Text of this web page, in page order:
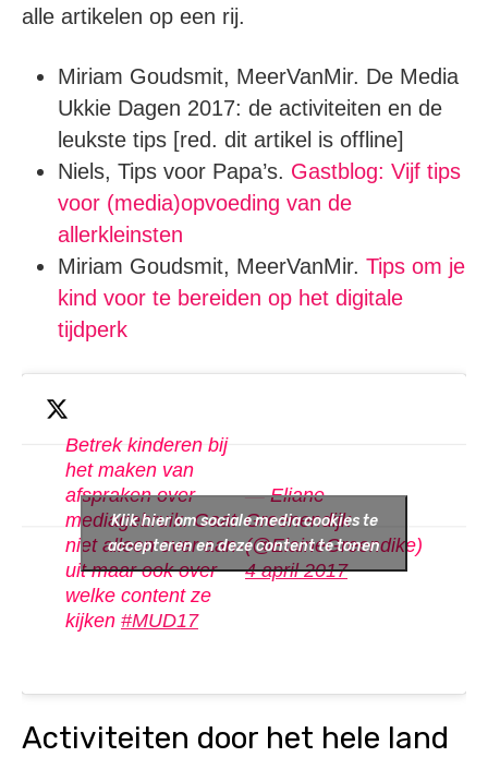
alle artikelen op een rij.
Miriam Goudsmit, MeerVanMir. De Media
Ukkie Dagen 2017: de activiteiten en de
leukste tips [red. dit artikel is offline]
Niels, Tips voor Papa’s. Gastblog: Vijf tips
voor (media)opvoeding van de
allerkleinsten
Miriam Goudsmit, MeerVanMir. Tips om je
kind voor te bereiden op het digitale
tijdperk
Betrek kinderen bij
het maken van
afspraken over
mediagebruik. Gaat
niet alleen over aan-
uit maar ook over
welke content ze
kijken #MUD17
— Eliane
Groenendijk
(@ElaineGreendike)
4 april 2017
Klik hier om sociale media cookies te
accepteren en deze content te tonen
Activiteiten door het hele land